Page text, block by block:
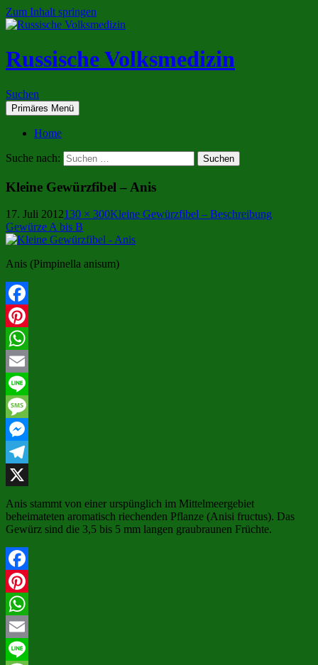
Zum Inhalt springen
Russische Volksmedizin
Suchen
Primäres Menü
Home
Suche nach:
Kleine Gewürzfibel – Anis
17. Juli 2012130 × 300Kleine Gewürzfibel – Beschreibung
Gewürze A bis B
Anis (Pimpinella anisum)
Facebook
Pinterest
WhatsApp
Email
Line
Message
Messenger
Telegram
X
Anis stammt von einer urspünglich im Mittelmeergebiet
beheimateten aromatisch riechenden Pflanze (Anisi fructus). Das
Gewürz sind die 3,5 bis 5 mm langen graubraunen Früchte.
Facebook
Pinterest
WhatsApp
Email